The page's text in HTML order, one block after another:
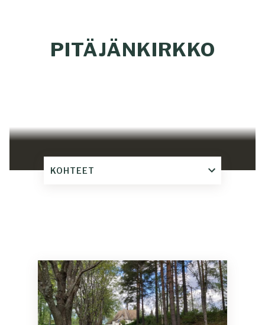
PITÄJÄNKIRKKO